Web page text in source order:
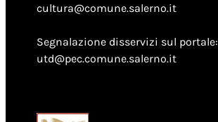
cultura@comune.salerno.it
Segnalazione disservizi sul portale:
utd@pec.comune.salerno.it